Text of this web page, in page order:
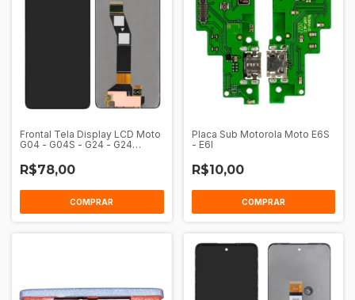
Frontal Tela Display LCD Moto
G04 - G04S - G24 - G24
R$78,00
COMPRAR
Placa Sub Motorola Moto E6S
- E6I
R$10,00